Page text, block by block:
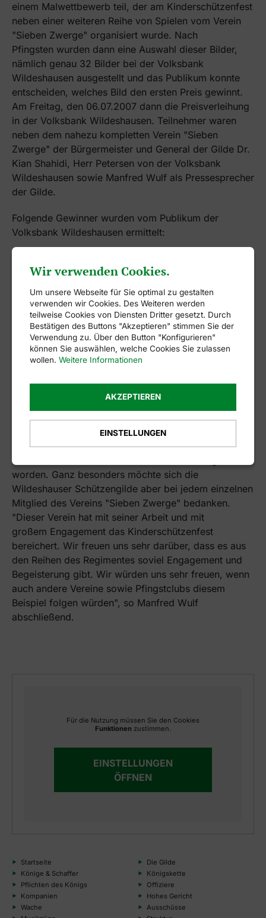
einem Malwettbewerb teil, der am Kinderschützenfest
neben einer weiteren Reihe von Spielen vom Verein
"Sieben Zwerge" organisiert wurde. Nach
Pfingsten wurden dann eine Auswahl dieser Bilder,
nämlich genau 32 Bilder bei der Volksbank
Wildeshausen ausgestellt und das Publikum konnte
entscheiden, welches Bild den ersten Preis gewinnt.
Am Freitag, den 06.07.2007 dann die Preisverleihung
in der Volksbank Wildeshausen. Teilnehmer waren
neben dem nahezu kompletten Verein "Sieben
Zwerge" der Bürgermeister und General der Gilde Dr.
Kian Shahidi, Herr Petersen von der Volksbank
Wildeshausen sowie Manfred Wulf als Pressesprecher
der Gilde.
Folgende Gewinner wurden vom Publikum der
Volksbank Wildeshausen ermittelt:
2. Preis Lea-Sophie Müller
3. Preis Pia Martina Becker und Hannah Sophie
Freytag
Die Wildeshauser Schützengilde bedankt sich ganz
herzlich und ausdrücklich bei allen Kindern, die bei
diesem Malwettbewerb mitgemacht haben. Es sind
tolle Bilder mit Motiven rund um das Gildefest aber
vor allem um das Kinderschützenfest herum gemalt
worden. Ganz besonders möchte sich die
Wildeshauser Schützengilde aber bei jedem einzelnen
Mitglied des Vereins "Sieben Zwerge" bedanken.
"Dieser Verein hat mit seiner Arbeit und mit
großem Engagement das Kinderschützenfest
bereichert. Wir freuen uns sehr darüber, dass es aus
den Reihen des Regimentes soviel Engagement und
Begeisterung gibt. Wir würden uns sehr freuen, wenn
auch andere Vereine sowie Pfingstclubs diesem
Beispiel folgen würden", so Manfred Wulf
abschließend.
Für die Nutzung müssen Sie den Cookies
Funktionen zustimmen.
EINSTELLUNGEN
ÖFFNEN
Startseite
Die Gilde
Könige & Schaffer
Königskette
Pflichten des Königs
Offiziere
Kompanien
Hohes Gericht
Wache
Ausschüsse
Wir verwenden Cookies.
Um unsere Webseite für Sie optimal zu gestalten
verwenden wir Cookies. Des Weiteren werden
teilweise Cookies von Diensten Dritter gesetzt. Durch
Bestätigen des Buttons "Akzeptieren" stimmen Sie der
Verwendung zu. Über den Button "Konfigurieren"
können Sie auswählen, welche Cookies Sie zulassen
wollen. Weitere Informationen
AKZEPTIEREN
EINSTELLUNGEN